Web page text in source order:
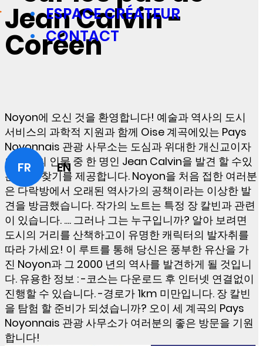
ESPACE CRÉATEUR
CONTACT
FR EN
Jean Calvin -
Coréen
Noyon에 오신 것을 환영합니다! 예술과 역사의 도시
서비스의 과학적 지원과 함께 Oise 계곡에있는 Pays
Noyonnais 관광 사무소는 도심과 위대한 개신교이자
인본주의 인물 중 한 명인 Jean Calvin을 발견 할 수있
는 보물 찾기를 제공합니다. Noyon을 처음 접한 여러분
은 다락방에서 오래된 역사가의 공책이라는 이상한 발
견을 방금했습니다. 작가의 노트는 특정 장 칼빈과 관련
이 있습니다. .... 그러나 그는 누구입니까? 알아 보려면
도시의 거리를 산책하고이 유명한 캐릭터의 발자취를
따라 가세요! 이 루트를 통해 당신은 풍부한 유산을 가
진 Noyon과 그 2000 년의 역사를 발견하게 될 것입니
다. 유용한 정보 : -코스는 다운로드 후 인터넷 연결없이
진행할 수 있습니다. -경로가 1km 미만입니다. 장 칼빈
을 탐험 할 준비가 되셨습니까? 오이 세 계곡의 Pays
Noyonnais 관광 사무소가 여러분의 좋은 방문을 기원
합니다!